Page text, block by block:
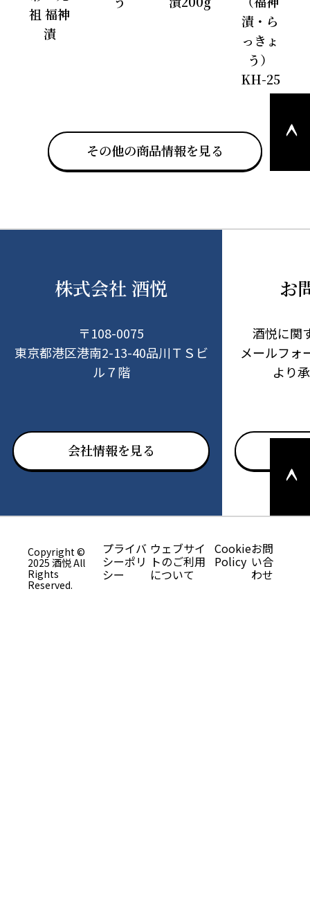
祖 福神
漬
漬・ら
っきょ
う）
KH-25
その他の商品情報を見る
ージの
上部へ
株式会社 酒悦
〒108-0075
東京都港区港南2-13-40品川ＴＳビ
ル７階
会社情報を見る
お
酒悦に関
メールフォ
より
ージの
上部へ
プライバ
シーポリ
シー
ウェブサイ
トのご利用
について
Cookie
Policy
お問
い合
わせ
Copyright ©
2025 酒悦 All
Rights
Reserved.